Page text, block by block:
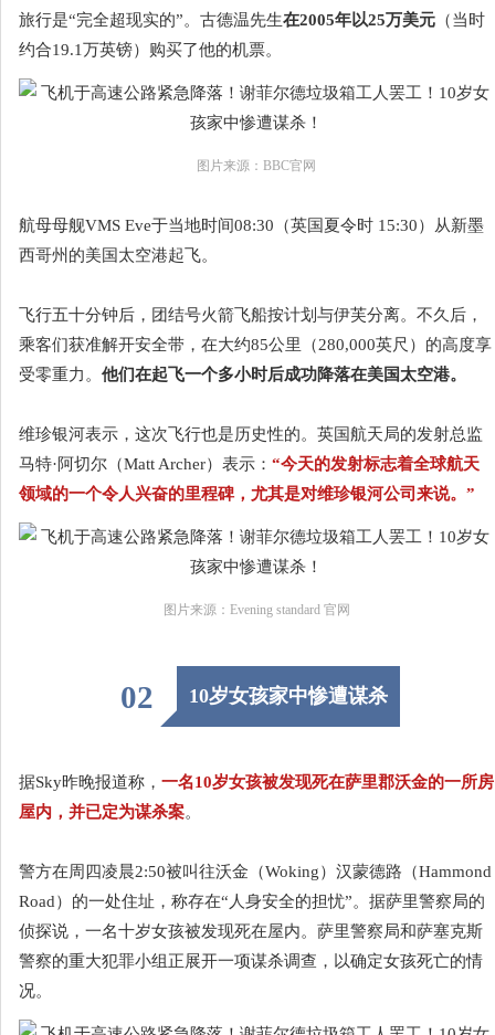
旅行是“完全超现实的”。古德温先生在2005年以25万美元 （当时
约合19.1万英镑）购买了他的机票。
图片来源：BBC官网
航母母舰VMS Eve于当地时间08:30（英国夏令时 15:30）从新墨
西哥州的美国太空港起飞。
飞行五十分钟后，团结号火箭飞船按计划与伊芙分离。不久后，
乘客们获准解开安全带，在大约85公里（280,000英尺）的高度享
受零重力。 他们在起飞一个多小时后成功降落在美国太空港。
维珍银河表示，这次飞行也是历史性的。英国航天局的发射总监
马特·阿切尔（Matt Archer）表示： “今天的发射标志着全球航天
领域的一个令人兴奋的里程碑，尤其是对维珍银河公司来说。”
图片来源：Evening standard 官网
02 10岁女孩家中惨遭谋杀
据Sky昨晚报道称， 一名10岁女孩被发现死在萨里郡沃金的一所房
屋内，并已定为谋杀案。
警方在周四凌晨2:50被叫往沃金（Woking）汉蒙德路（Hammond
Road）的一处住址，称存在“人身安全的担忧”。据萨里警察局的
侦探说，一名十岁女孩被发现死在屋内。萨里警察局和萨塞克斯
警察的重大犯罪小组正展开一项谋杀调查，以确定女孩死亡的情
况。